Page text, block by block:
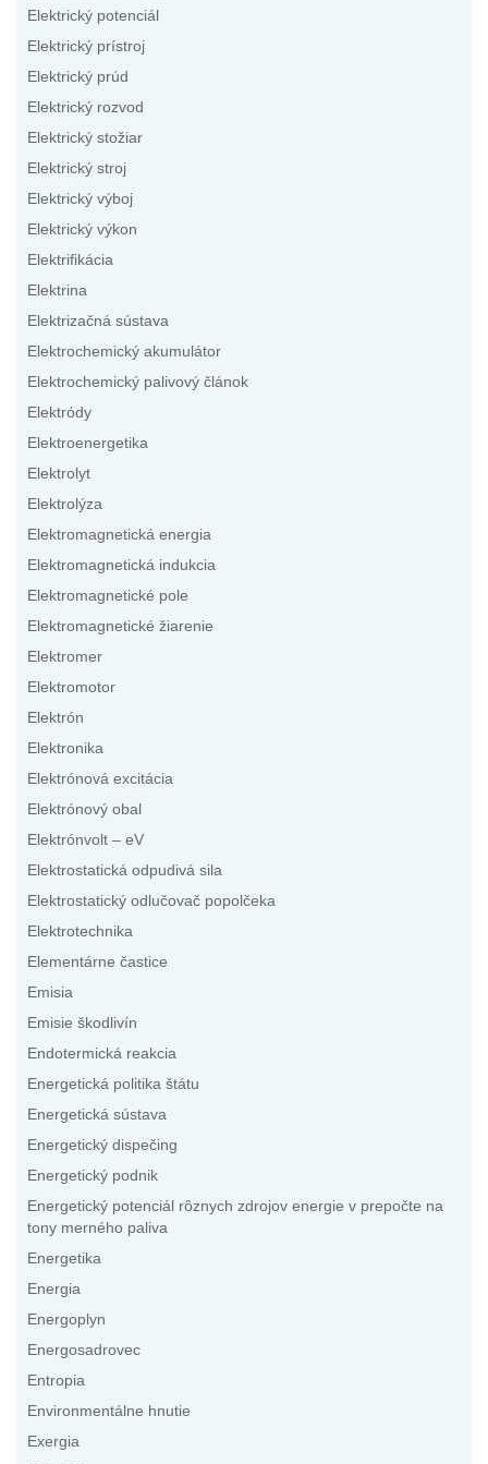
Elektrický potenciál
Elektrický prístroj
Elektrický prúd
Elektrický rozvod
Elektrický stožiar
Elektrický stroj
Elektrický výboj
Elektrický výkon
Elektrifikácia
Elektrina
Elektrizačná sústava
Elektrochemický akumulátor
Elektrochemický palivový článok
Elektródy
Elektroenergetika
Elektrolyt
Elektrolýza
Elektromagnetická energia
Elektromagnetická indukcia
Elektromagnetické pole
Elektromagnetické žiarenie
Elektromer
Elektromotor
Elektrón
Elektronika
Elektrónová excitácia
Elektrónový obal
Elektrónvolt – eV
Elektrostatická odpudivá sila
Elektrostatický odlučovač popolčeka
Elektrotechnika
Elementárne častice
Emisia
Emisie škodlivín
Endotermická reakcia
Energetická politika štátu
Energetická sústava
Energetický dispečing
Energetický podnik
Energetický potenciál rôznych zdrojov energie v prepočte na
tony merného paliva
Energetika
Energia
Energoplyn
Energosadrovec
Entropia
Environmentálne hnutie
Exergia